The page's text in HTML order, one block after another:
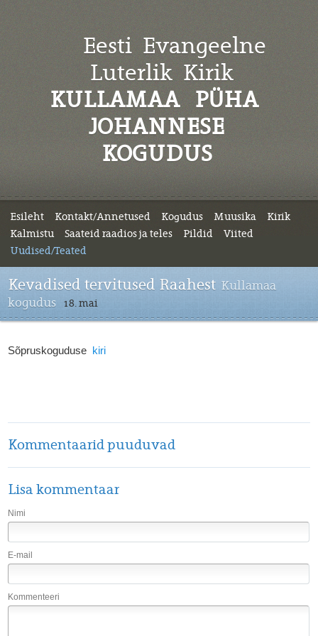
Eesti Evangeelne
Luterlik Kirik
KULLAMAA PÜHA
JOHANNESE
KOGUDUS
Esileht Kontakt/Annetused Kogudus Muusika
Kirik
Kalmistu
Saateid raadios ja teles Pildid
Viited
Uudised/Teated
Kevadised tervitused Raahest Kullamaa
kogudus
18. mai
Sõpruskoguduse kiri
Kommentaarid puuduvad
Lisa kommentaar
Nimi
E-mail
Kommenteeri